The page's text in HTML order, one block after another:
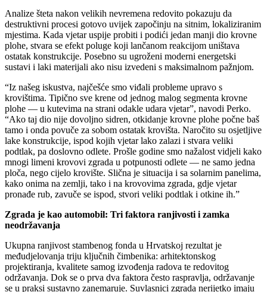
Analize šteta nakon velikih nevremena redovito pokazuju da
destruktivni procesi gotovo uvijek započinju na sitnim, lokaliziranim
mjestima. Kada vjetar uspije probiti i podići jedan manji dio krovne
plohe, stvara se efekt poluge koji lančanom reakcijom uništava
ostatak konstrukcije. Posebno su ugroženi moderni energetski
sustavi i laki materijali ako nisu izvedeni s maksimalnom pažnjom.
“Iz našeg iskustva, najčešće smo viđali probleme upravo s
krovištima. Tipično sve krene od jednog malog segmenta krovne
plohe — u kutevima na strani odakle udara vjetar”, navodi Perko.
“Ako taj dio nije dovoljno sidren, otkidanje krovne plohe počne baš
tamo i onda povuče za sobom ostatak krovišta. Naročito su osjetljive
lake konstrukcije, ispod kojih vjetar lako zalazi i stvara veliki
podtlak, pa doslovno odlete. Prošle godine smo nažalost vidjeli kako
mnogi limeni krovovi zgrada u potpunosti odlete — ne samo jedna
ploča, nego cijelo krovište. Slična je situacija i sa solarnim panelima,
kako onima na zemlji, tako i na krovovima zgrada, gdje vjetar
pronađe rub, zavuče se ispod, stvori veliki podtlak i otkine ih.”
Zgrada je kao automobil: Tri faktora ranjivosti i zamka
neodržavanja
Ukupna ranjivost stambenog fonda u Hrvatskoj rezultat je
međudjelovanja triju ključnih čimbenika: arhitektonskog
projektiranja, kvalitete samog izvođenja radova te redovitog
održavanja. Dok se o prva dva faktora često raspravlja, održavanje
se u praksi sustavno zanemaruje. Suvlasnici zgrada nerijetko imaju